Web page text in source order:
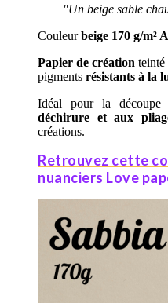
"Un beige sable
Couleurbeige 170 g/m²
Papier de création teinté
pigments résistants à la
Idéal pour la découpe
déchirure et aux
créations.
Retrouvez cette
nuanciers Love